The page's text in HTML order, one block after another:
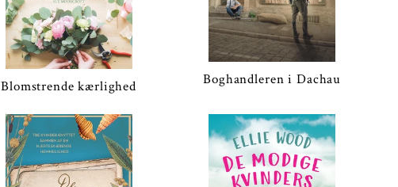
Blomstrende kærlighed Boghandleren i Dachau